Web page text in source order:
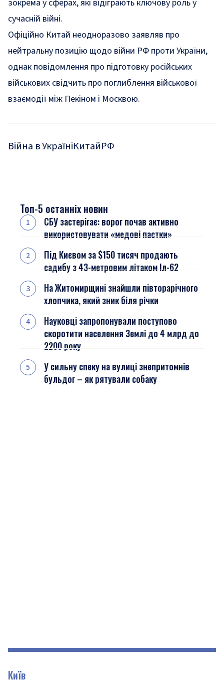
зокрема у сферах, які відіграють ключову роль у
сучасній війні.
Офіційно Китай неодноразово заявляв про
нейтральну позицію щодо війни РФ проти України,
однак повідомлення про підготовку російських
військових свідчить про поглиблення військової
взаємодії між Пекіном і Москвою.
Війна в УкраїніКитайРФ
Топ-5 останніх новин
СБУ застерігає: ворог почав активно
використовувати «медові пастки»
Під Києвом за $150 тисяч продають
садибу з 43-метровим літаком Іл-62
На Житомирщині знайшли півторарічного
хлопчика, який зник біля річки
Науковці запропонували поступово
скоротити населення Землі до 4 млрд до
2200 року
У сильну спеку на вулиці знепритомнів
бульдог – як рятували собаку
Київ